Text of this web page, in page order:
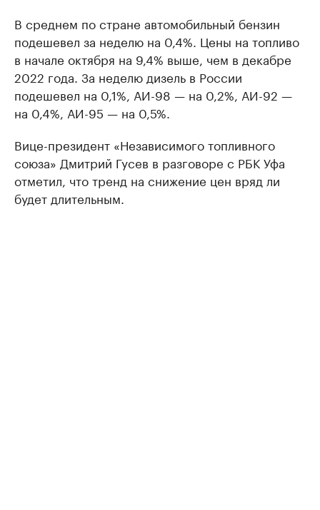
В среднем по стране автомобильный бензин
подешевел за неделю на 0,4%. Цены на топливо
в начале октября на 9,4% выше, чем в декабре
2022 года. За неделю дизель в России
подешевел на 0,1%, АИ-98 — на 0,2%, АИ-92 —
на 0,4%, АИ-95 — на 0,5%.
Вице-президент «Независимого топливного
союза» Дмитрий Гусев в разговоре с РБК Уфа
отметил, что тренд на снижение цен вряд ли
будет длительным.